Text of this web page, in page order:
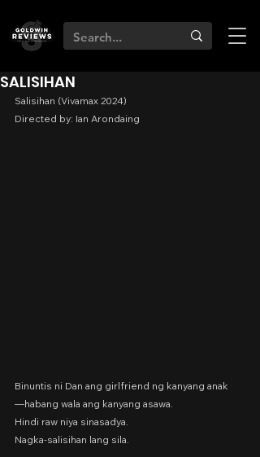
SALISIHAN
Salisihan (Vivamax 2024)
Directed by: Ian Arondaing
Binuntis ni Dan ang girlfriend ng kanyang anak
—habang wala ang kanyang asawa.
Hindi raw niya sinasadya.
Nagka-salisihan lang sila.